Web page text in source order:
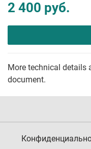
2 400 руб.
More technical details
document.